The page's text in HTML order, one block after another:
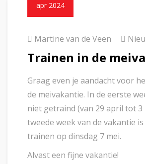
apr 2024
Martine van de Veen
Trainen in de
Graag even je aandacht voor
de meivakantie. In de eerste
niet getraind (van 29 april tot 3
tweede week van de vakantie
trainen op dinsdag 7 mei.
Alvast een fijne vakantie!